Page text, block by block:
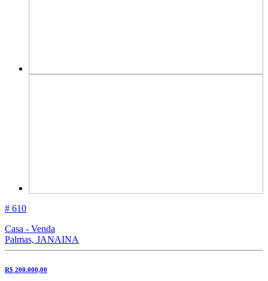
# 610
Casa - Venda
Palmas, JANAINA
R$ 200.000,00